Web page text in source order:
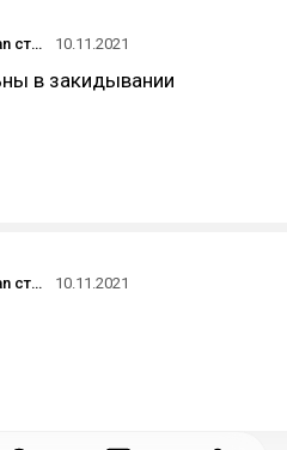
После IPO стартап Rivian стал шестым по стоимости автопроизводителем в мире — через два месяца после первых продаж
10.11.2021
в закидывании
После IPO стартап Rivian стал шестым по стоимости автопроизводителем в мире — через два месяца после первых продаж
10.11.2021